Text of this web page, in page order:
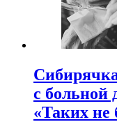
с больной
«Таких не